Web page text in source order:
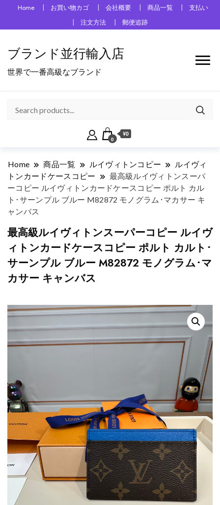
Home お買い物カゴ 会社概要 商品一覧
支払い
注文方法
郵便追跡
ブランド並行輸入店
世界で一番高級なブランド
0
¥0
Home 商品一覧 ルイヴィトンコピー
ルイヴィ
トンカードケースコピー
最高級ルイヴィトンスーパ
ーコピー ルイヴィトンカードケースコピー ポルト カル
ト･サーンプル ブルー M82872 モノグラム･マカサー キ
ャンバス
最高級ルイヴィトンスーパーコピー ルイヴ
ィトンカードケースコピー ポルト カルト･
サーンプル ブルー M82872 モノグラム･マ
カサー キャンバス